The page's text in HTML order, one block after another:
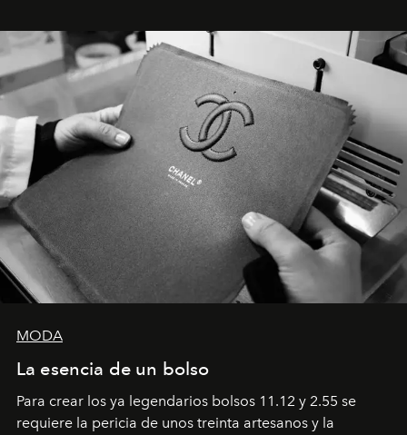
MODA
La esencia de un bolso
Para crear los ya legendarios bolsos 11.12 y 2.55 se
requiere la pericia de unos treinta artesanos y la